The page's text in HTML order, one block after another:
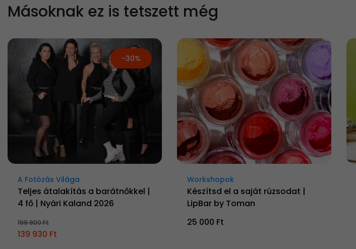
Másoknak ez is tetszett még
-30%
A Fotózás Világa
Teljes átalakítás a barátnőkkel |
4 fő | Nyári Kaland 2026
199 900 Ft
139 930 Ft
Workshopok
Készítsd el a saját rúzsodat |
LipBar by Toman
25 000 Ft